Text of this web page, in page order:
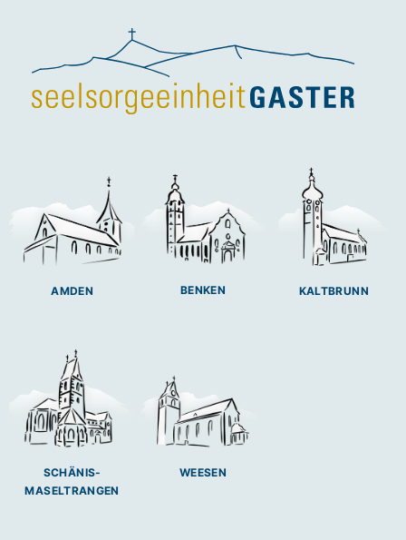
AMDEN BENKEN KALTBRUNN
SCHÄNIS-
MASELTRANGEN
WEESEN